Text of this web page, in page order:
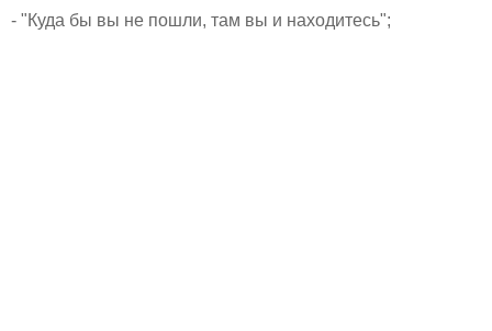
- "Куда бы вы не пошли, там вы и находитесь";